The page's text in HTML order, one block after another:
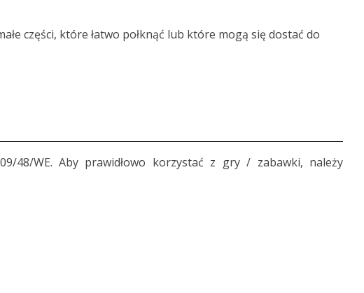
części, które łatwo połknąć lub które mogą się dostać do
48/WE. Aby prawidłowo korzystać z gry / zabawki, należy